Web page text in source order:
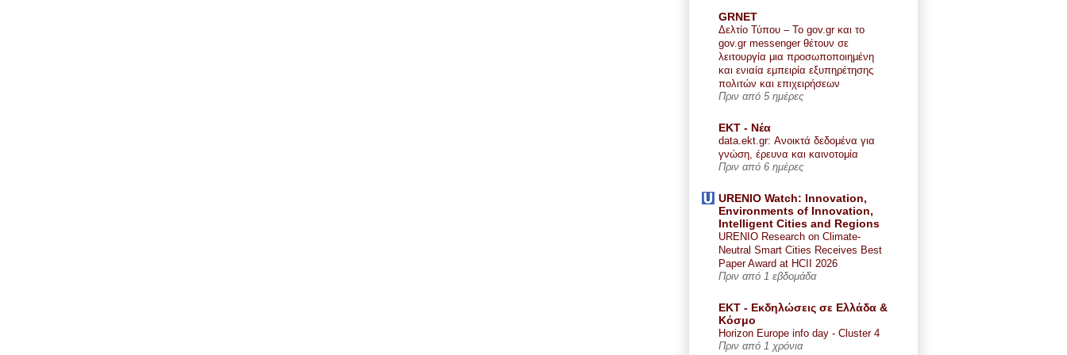
GRNET
Δελτίο Τύπου – Το gov.gr και το
gov.gr messenger θέτουν σε
λειτουργία μια προσωποποιημένη
και ενιαία εμπειρία εξυπηρέτησης
πολιτών και επιχειρήσεων
Πριν από 5 ημέρες
ΕΚΤ - Nέα
data.ekt.gr: Ανοικτά δεδομένα για
γνώση, έρευνα και καινοτομία
Πριν από 6 ημέρες
URENIO Watch: Innovation,
Environments of Innovation,
Intelligent Cities and Regions
URENIO Research on Climate-
Neutral Smart Cities Receives Best
Paper Award at HCII 2026
Πριν από 1 εβδομάδα
ΕΚΤ - Εκδηλώσεις σε Ελλάδα &
Κόσμο
Horizon Europe info day - Cluster 4
Πριν από 1 χρόνια